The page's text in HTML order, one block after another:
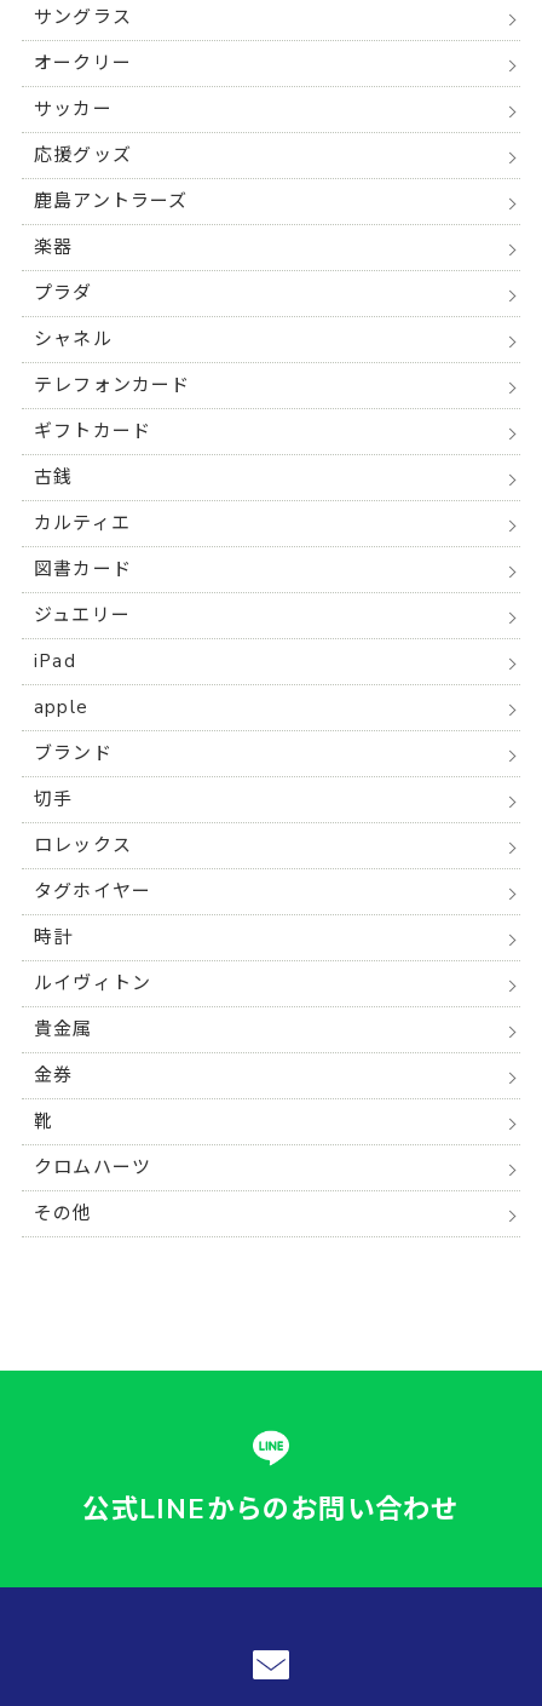
サングラス
オークリー
サッカー
応援グッズ
鹿島アントラーズ
楽器
プラダ
シャネル
テレフォンカード
ギフトカード
古銭
カルティエ
図書カード
ジュエリー
iPad
apple
ブランド
切手
ロレックス
タグホイヤー
時計
ルイヴィトン
貴金属
金券
靴
クロムハーツ
その他
公式LINEからのお問い合わせ